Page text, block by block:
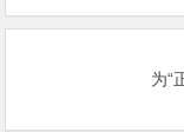
为“